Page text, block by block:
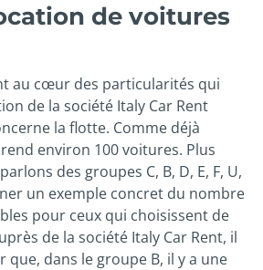
de voitures
au cœur des particularités qui
de la société Italy Car Rent
la flotte. Comme déjà
environ 100 voitures. Plus
des groupes C, B, D, E, F, U,
un exemple concret du nombre
pour ceux qui choisissent de
de la société Italy Car Rent, il
que, dans le groupe B, il y a une